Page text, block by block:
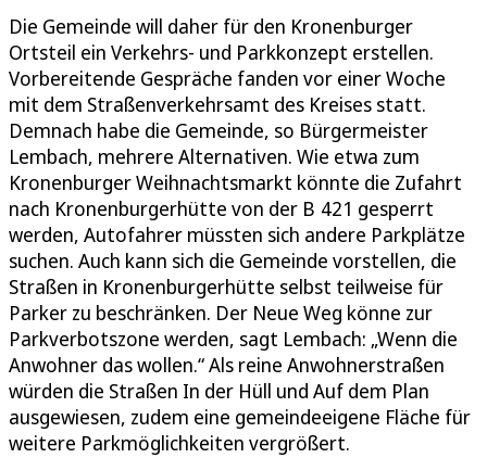
Die Gemeinde will daher für den Kronenburger
Ortsteil ein Verkehrs- und Parkkonzept erstellen.
Vorbereitende Gespräche fanden vor einer Woche
mit dem Straßenverkehrsamt des Kreises statt.
Demnach habe die Gemeinde, so Bürgermeister
Lembach, mehrere Alternativen. Wie etwa zum
Kronenburger Weihnachtsmarkt könnte die Zufahrt
nach Kronenburgerhütte von der B 421 gesperrt
werden, Autofahrer müssten sich andere Parkplätze
suchen. Auch kann sich die Gemeinde vorstellen, die
Straßen in Kronenburgerhütte selbst teilweise für
Parker zu beschränken. Der Neue Weg könne zur
Parkverbotszone werden, sagt Lembach: „Wenn die
Anwohner das wollen.“ Als reine Anwohnerstraßen
würden die Straßen In der Hüll und Auf dem Plan
ausgewiesen, zudem eine gemeindeeigene Fläche für
weitere Parkmöglichkeiten vergrößert.